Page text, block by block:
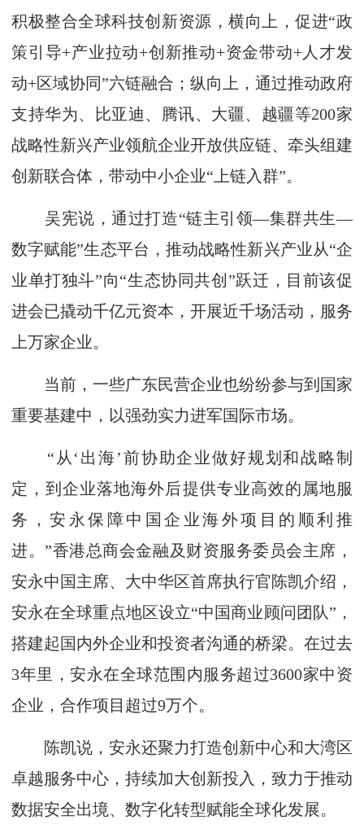
积极整合全球科技创新资源，横向上，促进“政
策引导+产业拉动+创新推动+资金带动+人才发
动+区域协同”六链融合；纵向上，通过推动政府
支持华为、比亚迪、腾讯、大疆、越疆等200家
战略性新兴产业领航企业开放供应链、牵头组建
创新联合体，带动中小企业“上链入群”。
吴宪说，通过打造“链主引领—集群共生—
数字赋能”生态平台，推动战略性新兴产业从“企
业单打独斗”向“生态协同共创”跃迁，目前该促
进会已撬动千亿元资本，开展近千场活动，服务
上万家企业。
当前，一些广东民营企业也纷纷参与到国家
重要基建中，以强劲实力进军国际市场。
“从‘出海’前协助企业做好规划和战略制
定，到企业落地海外后提供专业高效的属地服
务，安永保障中国企业海外项目的顺利推
进。”香港总商会金融及财资服务委员会主席，
安永中国主席、大中华区首席执行官陈凯介绍，
安永在全球重点地区设立“中国商业顾问团队”，
搭建起国内外企业和投资者沟通的桥梁。在过去
3年里，安永在全球范围内服务超过3600家中资
企业，合作项目超过9万个。
陈凯说，安永还聚力打造创新中心和大湾区
卓越服务中心，持续加大创新投入，致力于推动
数据安全出境、数字化转型赋能全球化发展。